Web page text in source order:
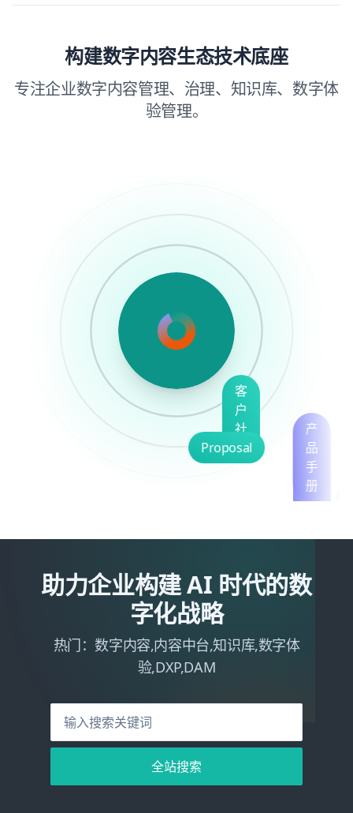
构建数字内容生态技术底座
专注企业数字内容管理、治理、知识库、数字体
验管理。
Wiki
知
Support
Center
Proposal
工
体
助力企业构建 AI 时代的数
字化战略
热门：数字内容,内容中台,知识库,数字体
验,DXP,DAM
全站搜索